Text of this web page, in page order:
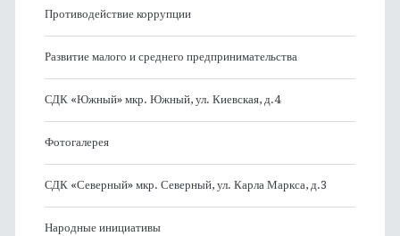
Противодействие коррупции
Развитие малого и среднего предпринимательства
СДК «Южный» мкр. Южный, ул. Киевская, д.4
Фотогалерея
СДК «Северный» мкр. Северный, ул. Карла Маркса, д.3
Народные инициативы